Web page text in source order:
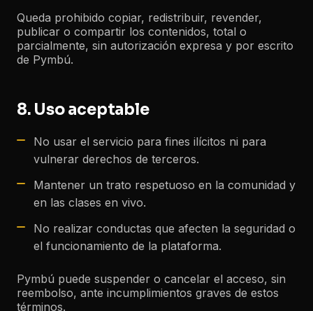
Queda prohibido copiar, redistribuir, revender,
publicar o compartir los contenidos, total o
parcialmente, sin autorización expresa y por escrito
de Pymbú.
8. Uso aceptable
No usar el servicio para fines ilícitos ni para
vulnerar derechos de terceros.
Mantener un trato respetuoso en la comunidad y
en las clases en vivo.
No realizar conductas que afecten la seguridad o
el funcionamiento de la plataforma.
Pymbú puede suspender o cancelar el acceso, sin
reembolso, ante incumplimientos graves de estos
términos.